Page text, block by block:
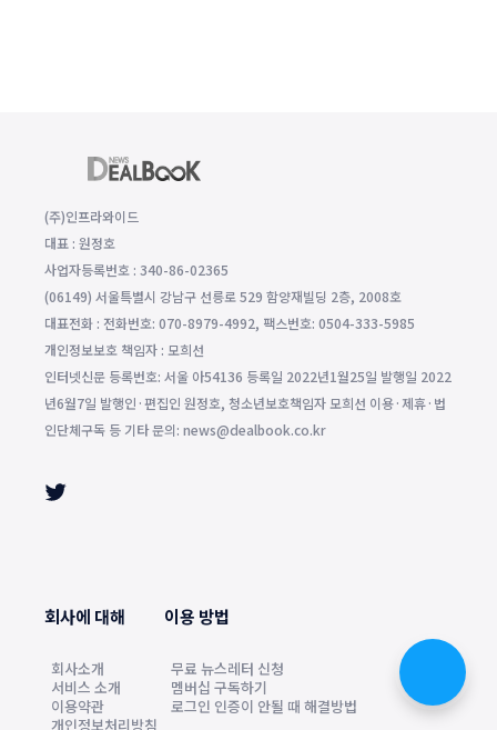
(주)인프라와이드
대표 : 원정호
사업자등록번호 : 340-86-02365
(06149) 서울특별시 강남구 선릉로 529 함양재빌딩 2층, 2008호
대표전화 : 전화번호: 070-8979-4992, 팩스번호: 0504-333-5985
개인정보보호 책임자 : 모희선
인터넷신문 등록번호: 서울 아54136 등록일 2022년1월25일 발행일 2022
년6월7일 발행인·편집인 원정호, 청소년보호책임자 모희선 이용·제휴·법
인단체구독 등 기타 문의: news@dealbook.co.kr
회사에 대해
회사소개
서비스 소개
이용약관
개인정보처리방침
이용 방법
무료 뉴스레터 신청
멤버십 구독하기
로그인 인증이 안될 때 해결방법